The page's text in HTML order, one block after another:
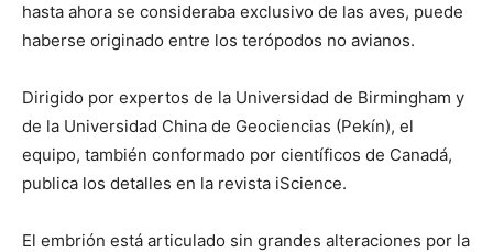
hasta ahora se consideraba exclusivo de las aves, puede
haberse originado entre los terópodos no avianos.
Dirigido por expertos de la Universidad de Birmingham y
de la Universidad China de Geociencias (Pekín), el
equipo, también conformado por científicos de Canadá,
publica los detalles en la revista iScience.
El embrión está articulado sin grandes alteraciones por la